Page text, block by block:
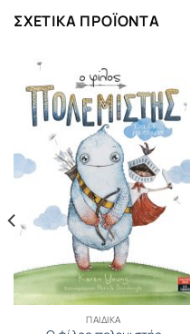
ΣΧΕΤΙΚΆ ΠΡΟΪΌΝΤΑ
ΠΑΙΔΙΚΆ